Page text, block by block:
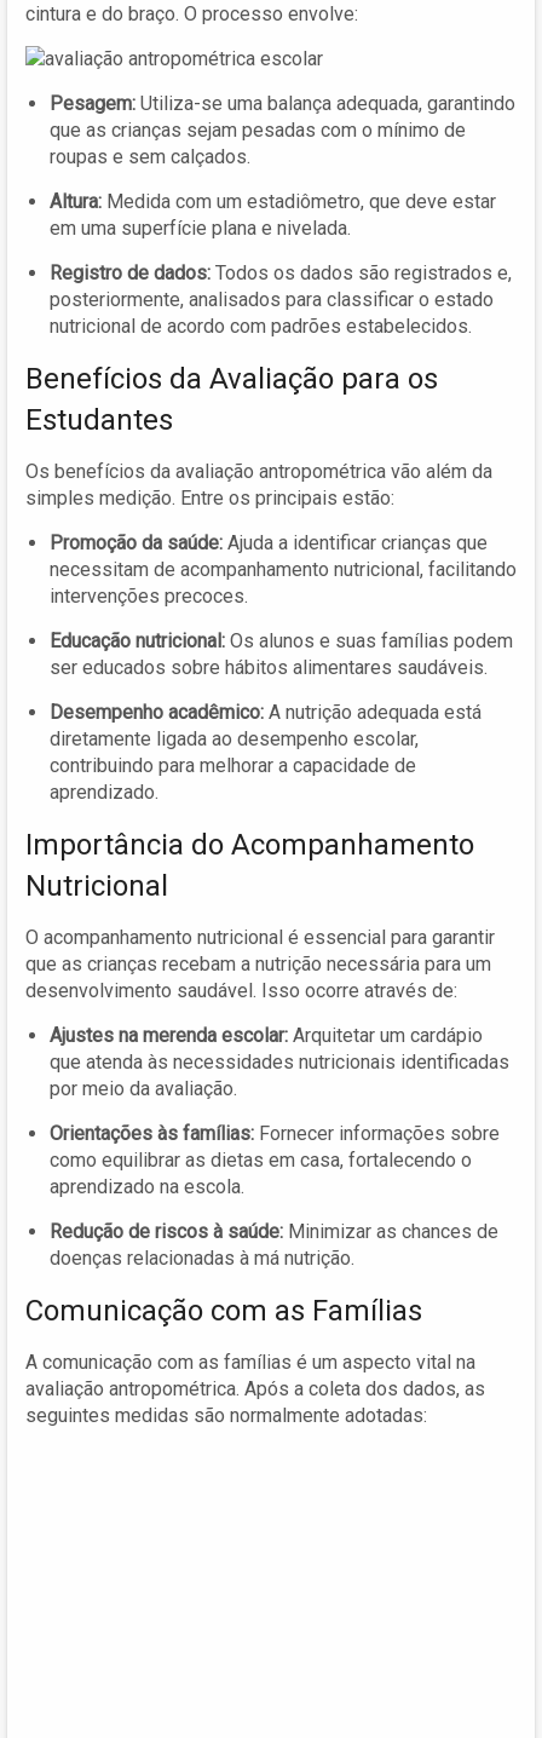
cintura e do braço. O processo envolve:
Pesagem: Utiliza-se uma balança adequada, garantindo
que as crianças sejam pesadas com o mínimo de
roupas e sem calçados.
Altura: Medida com um estadiômetro, que deve estar
em uma superfície plana e nivelada.
Registro de dados: Todos os dados são registrados e,
posteriormente, analisados para classificar o estado
nutricional de acordo com padrões estabelecidos.
Benefícios da Avaliação para os
Estudantes
Os benefícios da avaliação antropométrica vão além da
simples medição. Entre os principais estão:
Promoção da saúde: Ajuda a identificar crianças que
necessitam de acompanhamento nutricional, facilitando
intervenções precoces.
Educação nutricional: Os alunos e suas famílias podem
ser educados sobre hábitos alimentares saudáveis.
Desempenho acadêmico: A nutrição adequada está
diretamente ligada ao desempenho escolar,
contribuindo para melhorar a capacidade de
aprendizado.
Importância do Acompanhamento
Nutricional
O acompanhamento nutricional é essencial para garantir
que as crianças recebam a nutrição necessária para um
desenvolvimento saudável. Isso ocorre através de:
Ajustes na merenda escolar: Arquitetar um cardápio
que atenda às necessidades nutricionais identificadas
por meio da avaliação.
Orientações às famílias: Fornecer informações sobre
como equilibrar as dietas em casa, fortalecendo o
aprendizado na escola.
Redução de riscos à saúde: Minimizar as chances de
doenças relacionadas à má nutrição.
Comunicação com as Famílias
A comunicação com as famílias é um aspecto vital na
avaliação antropométrica. Após a coleta dos dados, as
seguintes medidas são normalmente adotadas: